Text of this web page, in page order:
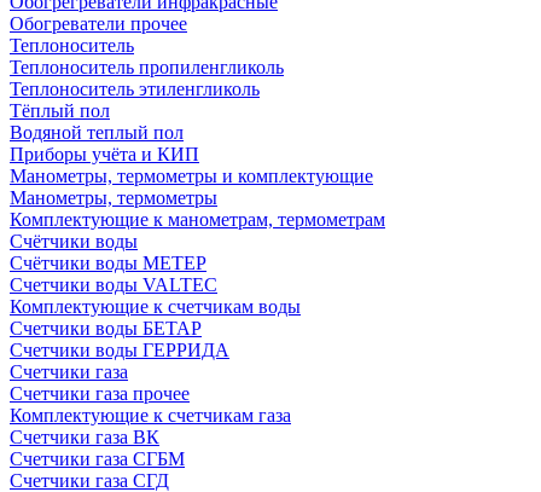
Обогреватели прочее
Теплоноситель
Теплоноситель пропиленгликоль
Теплоноситель этиленгликоль
Тёплый пол
Водяной теплый пол
Приборы учёта и КИП
Манометры, термометры и комплектующие
Манометры, термометры
Комплектующие к манометрам, термометрам
Счётчики воды
Счётчики воды МЕТЕР
Счетчики воды VALTEC
Комплектующие к счетчикам воды
Счетчики воды БЕТАР
Счетчики воды ГЕРРИДА
Счетчики газа
Счетчики газа прочее
Комплектующие к счетчикам газа
Счетчики газа ВК
Счетчики газа СГБМ
Счетчики газа СГД